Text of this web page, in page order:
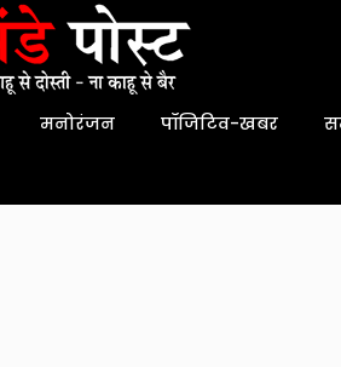
मनोरंजन पॉजिटिव-खबर